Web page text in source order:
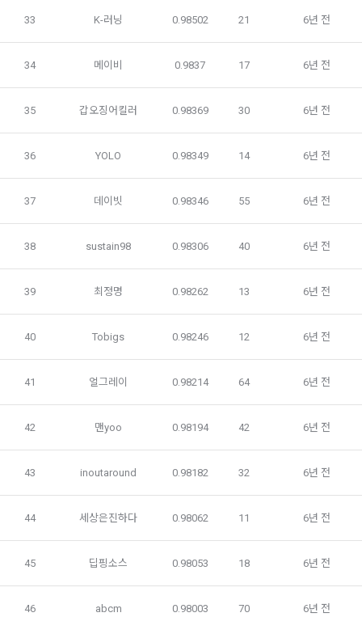
비자기본법 등의 관계법령에 따른다.
경우에는 개별 계약이 우선한다.
제 5 조 (이용계약의 성립)
의 안내를 "회원"에게 통지함으로써 이용계약이 성립된다.
하는 자가 본 약관과 개인정보취급방침을 읽고 이에 대하여 "동
의" 또는 "제출하기" 버튼을 누르는 경우 이를 서비스 이용에 대
한 신청으로 간주한다.
증에 필요한 이름, 생년월일, 연락처 등을 제공하여야 한다.
경우, 본 약관과 개인정보취급방침, 서비스 제공을 위해 “회
사”가 “회원”의 외부 서비스 계정 정보 접근 및 활용에 “동의” 또
는 “확인”버튼을 누르면 “회사”가 웹 상의 안내 및 전자메일로
를 변경할 수 없다.
있다.
령 및 본 약관에서 정한 바에 의한다.
원” 및 “인재회원”이 “서비스”를 이용하며 제공·생산한 정보를
6) 서비스 이용과정이나 사업처리 과정에서 자동 수집되는 항목
IP Address, 쿠키, 방문일시, 서비스 이용 기록, 불량 이용 기록,
나. 개인정보 수집방법
1) 회원가입 및 서비스 이용 과정에서 이용자가 개인정보 수집
2) 데이콘 인재풀 등록, 기업 요금 정산, 이벤트 응모, 고객센터
4) 오프라인에서 진행되는 이벤트, 세미나, 시상식 등에서 서면
33 K-러닝 0.98502 21 6년 전
34 메이비 0.9837 17 6년 전
35 갑오징어킬러 0.98369 30 6년 전
36 YOLO 0.98349 14 6년 전
37 데이빗 0.98346 55 6년 전
38 sustain98 0.98306 40 6년 전
39 최정명 0.98262 13 6년 전
40 Tobigs 0.98246 12 6년 전
41 얼그레이 0.98214 64 6년 전
42 맨yoo 0.98194 42 6년 전
43 inoutaround 0.98182 32 6년 전
44 세상은진하다 0.98062 11 6년 전
45 딥핑소스 0.98053 18 6년 전
46 abcm 0.98003 70 6년 전